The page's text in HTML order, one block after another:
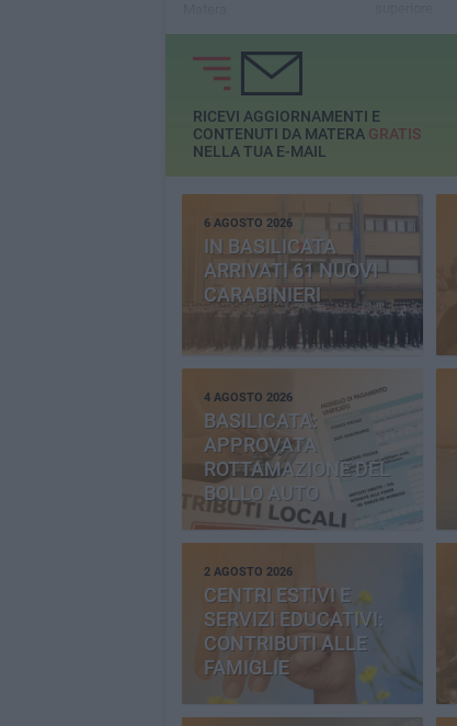
RICEVI AGGIORNAMENTI E
CONTENUTI DA MATERA GRATIS
NELLA TUA E-MAIL
6 AGOSTO 2026
IN BASILICATA
ARRIVATI 61 NUOVI
CARABINIERI
4 AGOSTO 2026
BASILICATA:
APPROVATA
ROTTAMAZIONE DEL
BOLLO AUTO
2 AGOSTO 2026
CENTRI ESTIVI E
SERVIZI EDUCATIVI:
CONTRIBUTI ALLE
FAMIGLIE